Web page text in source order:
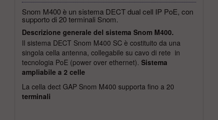
Snom M400 è un sistema DECT dual cell IP PoE, con
supporto di 20 terminali Snom.
Descrizione generale del sistema Snom M400.
Il sistema DECT Snom M400 SC è costituito da una
singola cella antenna, collegabile su cavo di rete in
tecnologia PoE (power over ethernet).Sistema
ampliabile a 2 celle
La cella dect GAP Snom M400 supporta fino a 20
terminali